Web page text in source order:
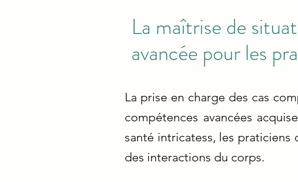
La maîtrise de
avancée pour les
La prise en charge des cas
compétences avancées
santé intricatess, les
des interactions du corps.